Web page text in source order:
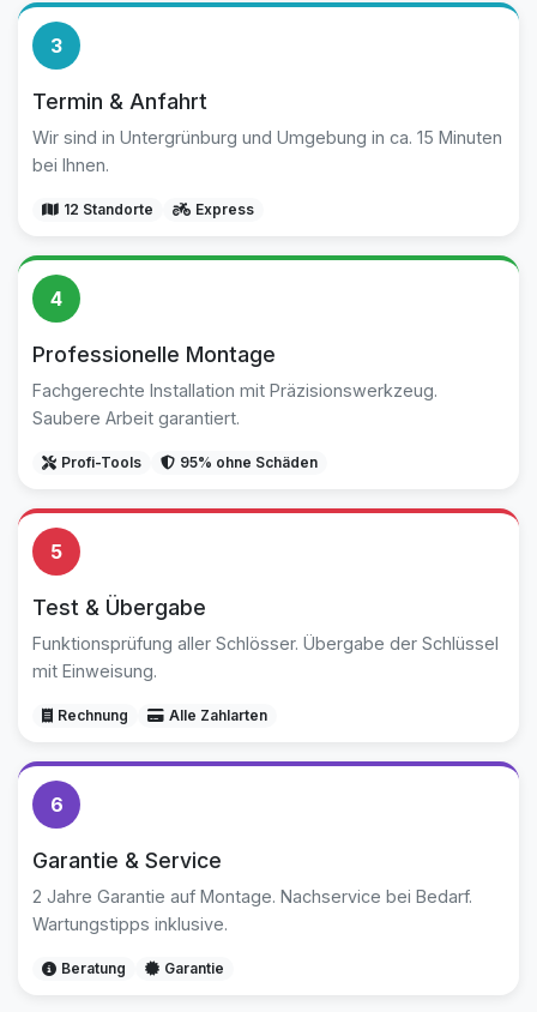
3
Termin & Anfahrt
Wir sind in Untergrünburg und Umgebung in ca. 15 Minuten
bei Ihnen.
12 Standorte Express
4
Professionelle Montage
Fachgerechte Installation mit Präzisionswerkzeug.
Saubere Arbeit garantiert.
Profi-Tools 95% ohne Schäden
5
Test & Übergabe
Funktionsprüfung aller Schlösser. Übergabe der Schlüssel
mit Einweisung.
Rechnung Alle Zahlarten
6
Garantie & Service
2 Jahre Garantie auf Montage. Nachservice bei Bedarf.
Wartungstipps inklusive.
Beratung Garantie